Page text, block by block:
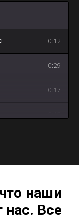
0:12
0:29
0:17
наши
Все